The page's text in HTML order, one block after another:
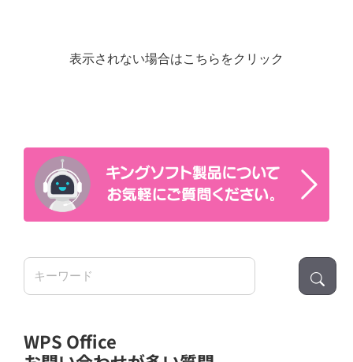
表示されない場合はこちらをクリック
検
WPS Office